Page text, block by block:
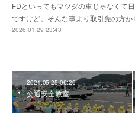
FDといってもマツダの車じゃなくて
ですけど。そんな事より取引先の方
2026.01.29 23:43
2021.05.25 06:26
交通安全教室